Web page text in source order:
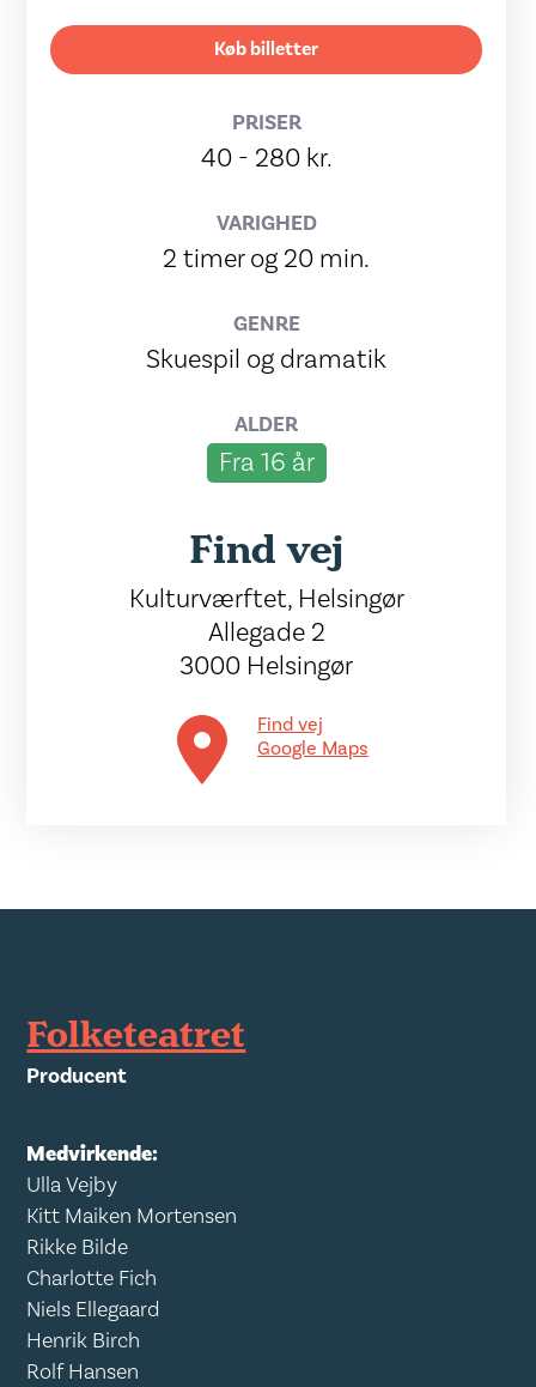
Køb billetter
PRISER
40 - 280 kr.
VARIGHED
2 timer og 20 min.
GENRE
Skuespil og dramatik
ALDER
Fra 16 år
Find vej
Kulturværftet, Helsingør
Allegade 2
3000 Helsingør
Find vej
Google Maps
Folketeatret
Producent
Medvirkende:
Ulla Vejby
Kitt Maiken Mortensen
Rikke Bilde
Charlotte Fich
Niels Ellegaard
Henrik Birch
Rolf Hansen